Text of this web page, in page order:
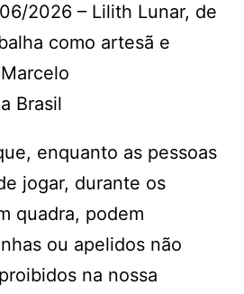
2026 – Lilith Lunar, de
como artesã e
Brasil
enquanto as pessoas
jogar, durante os
quadra, podem
ou apelidos não
na nossa